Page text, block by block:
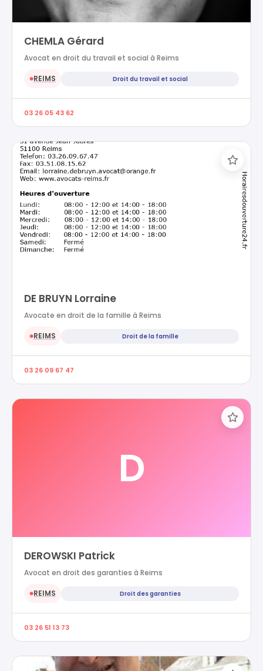
CHEMLA Gérard
Avocat en droit du travail et social à Reims
●REIMS Droit du travail et social
03 26 05 43 62
DE BRUYN Lorraine
Avocate en droit de la famille à Reims
●REIMS Droit de la famille
03 26 09 67 47
D
DEROWSKI Patrick
Avocat en droit des garanties à Reims
●REIMS Droit des garanties
03 26 51 13 73